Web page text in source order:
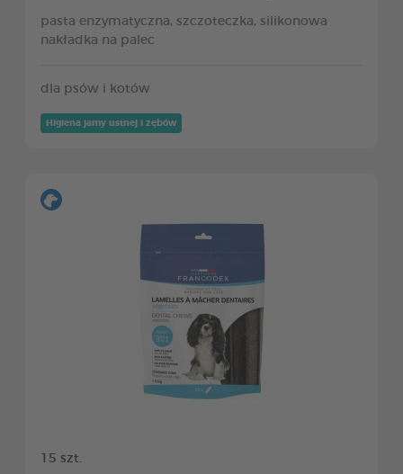
pasta enzymatyczna, szczoteczka, silikonowa
nakładka na palec
dla psów i kotów
Higiena jamy ustnej i zębów
15 szt.